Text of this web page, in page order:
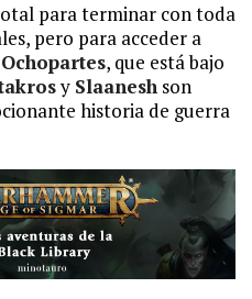
para terminar con toda
pero para acceder a
Ochopartes, que está bajo
y Slaanesh son
historia de guerra